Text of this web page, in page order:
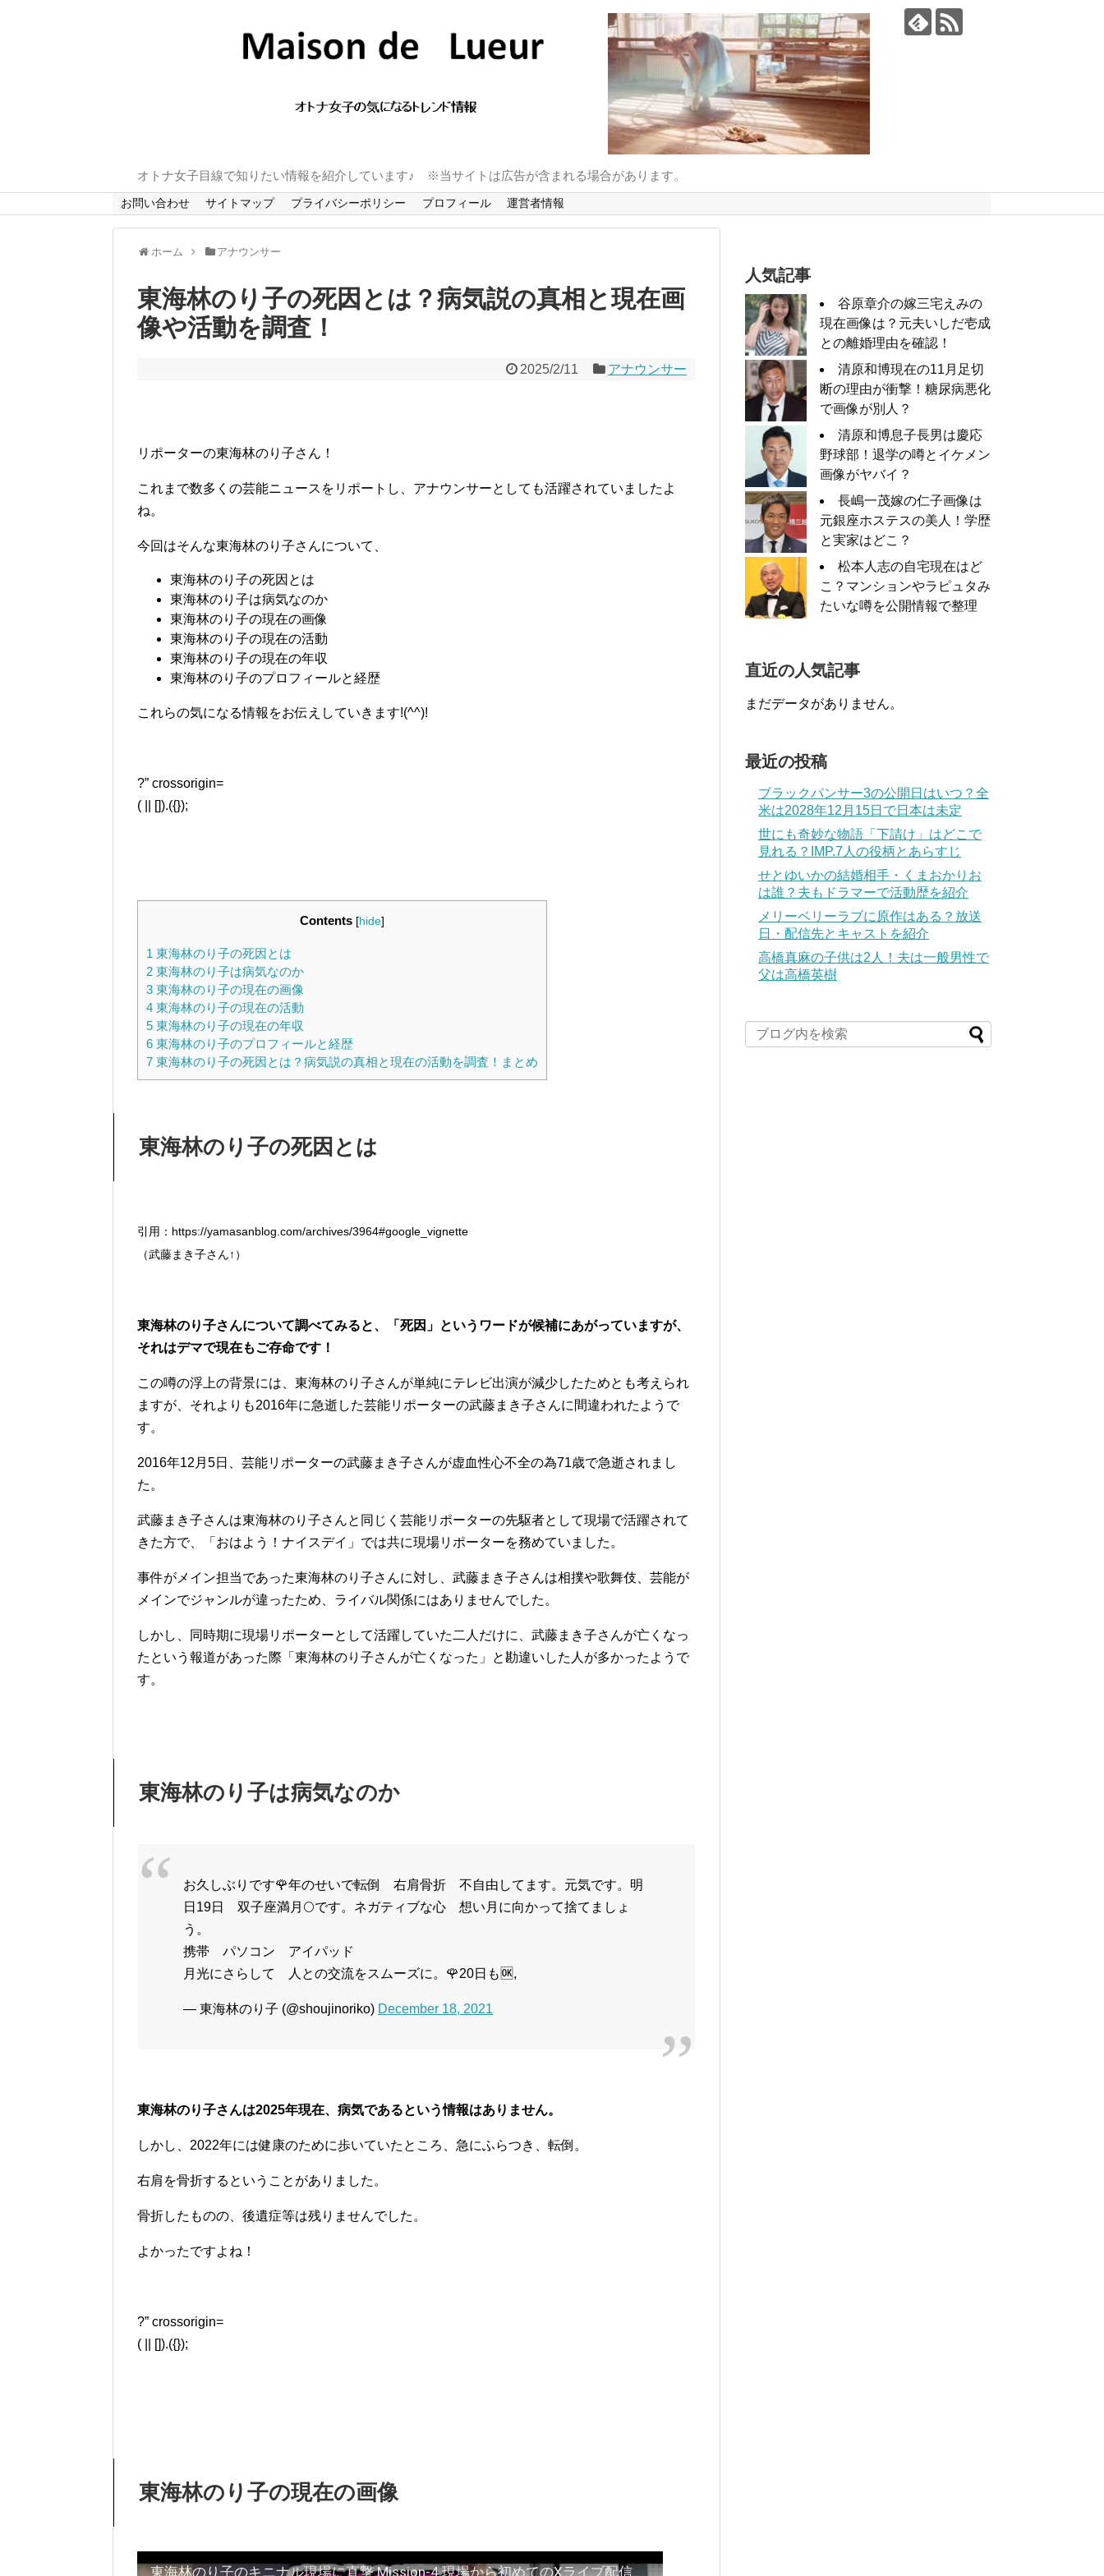
オトナ女子目線で知りたい情報を紹介しています♪ ※当サイトは広告が含まれる場合があります。
お問い合わせ サイトマップ プライバシーポリシー プロフィール 運営者情報
ホーム アナウンサー
東海林のり子の死因とは？病気説の真相と現在画
像や活動を調査！
2025/2/11 アナウンサー
リポーターの東海林のり子さん！
これまで数多くの芸能ニュースをリポートし、アナウンサーとしても活躍されていましたよ
ね。
今回はそんな東海林のり子さんについて、
東海林のり子の死因とは
東海林のり子は病気なのか
東海林のり子の現在の画像
東海林のり子の現在の活動
東海林のり子の現在の年収
東海林のり子のプロフィールと経歴
これらの気になる情報をお伝えしていきます!(^^)!
?” crossorigin=
( || []).({});
Contents [hide]
1 東海林のり子の死因とは
2 東海林のり子は病気なのか
3 東海林のり子の現在の画像
4 東海林のり子の現在の活動
5 東海林のり子の現在の年収
6 東海林のり子のプロフィールと経歴
7 東海林のり子の死因とは？病気説の真相と現在の活動を調査！まとめ
東海林のり子の死因とは
引用：https://yamasanblog.com/archives/3964#google_vignette
（武藤まき子さん↑）
東海林のり子さんについて調べてみると、「死因」というワードが候補にあがっていますが、
それはデマで現在もご存命です！
この噂の浮上の背景には、東海林のり子さんが単純にテレビ出演が減少したためとも考えられ
ますが、それよりも2016年に急逝した芸能リポーターの武藤まき子さんに間違われたようで
す。
2016年12月5日、芸能リポーターの武藤まき子さんが虚血性心不全の為71歳で急逝されまし
た。
武藤まき子さんは東海林のり子さんと同じく芸能リポーターの先駆者として現場で活躍されて
きた方で、「おはよう！ナイスデイ」では共に現場リポーターを務めていました。
事件がメイン担当であった東海林のり子さんに対し、武藤まき子さんは相撲や歌舞伎、芸能が
メインでジャンルが違ったため、ライバル関係にはありませんでした。
しかし、同時期に現場リポーターとして活躍していた二人だけに、武藤まき子さんが亡くなっ
たという報道があった際「東海林のり子さんが亡くなった」と勘違いした人が多かったようで
す。
東海林のり子は病気なのか
お久しぶりです🌹年のせいで転倒 右肩骨折 不自由してます。元気です。明
日19日 双子座満月🌕です。ネガティブな心 想い月に向かって捨てましょ
う。
携帯 パソコン アイパッド
月光にさらして 人との交流をスムーズに。🌹20日も🆗,
— 東海林のり子 (@shoujinoriko) December 18, 2021
東海林のり子さんは2025年現在、病気であるという情報はありません。
しかし、2022年には健康のために歩いていたところ、急にふらつき、転倒。
右肩を骨折するということがありました。
骨折したものの、後遺症等は残りませんでした。
よかったですよね！
?” crossorigin=
( || []).({});
東海林のり子の現在の画像
東海林のり子のキニナル現場に直撃 Mission-4 現場から初めてのXライブ配信に挑戦！国内最大級日本のモノ創りブランド大集合！藤巻百貨‘’展‘’ #東急プラザ銀座 #アーカイブ
人気記事
谷原章介の嫁三宅えみの
現在画像は？元夫いしだ壱成
との離婚理由を確認！
清原和博現在の11月足切
断の理由が衝撃！糖尿病悪化
で画像が別人？
清原和博息子長男は慶応
野球部！退学の噂とイケメン
画像がヤバイ？
長嶋一茂嫁の仁子画像は
元銀座ホステスの美人！学歴
と実家はどこ？
松本人志の自宅現在はど
こ？マンションやラピュタみ
たいな噂を公開情報で整理
直近の人気記事
まだデータがありません。
最近の投稿
ブラックパンサー3の公開日はいつ？全
米は2028年12月15日で日本は未定
世にも奇妙な物語「下請け」はどこで
見れる？IMP.7人の役柄とあらすじ
せとゆいかの結婚相手・くまおかりお
は誰？夫もドラマーで活動歴を紹介
メリーベリーラブに原作はある？放送
日・配信先とキャストを紹介
高橋真麻の子供は2人！夫は一般男性で
父は高橋英樹